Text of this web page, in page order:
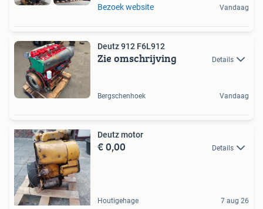
Bezoek website Vandaag
Deutz 912 F6L912
Zie omschrijving Details
Bergschenhoek Vandaag
Deutz motor
€ 0,00 Details
Houtigehage 7 aug 26